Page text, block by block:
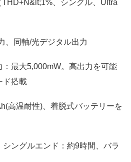
、シングル、Ultra
、同軸/光デジタル出力
：最大5,000mW。高出力を可能
ド搭載
高温耐性)、着脱式バッテリーを
シングルエンド：約9時間、バラ